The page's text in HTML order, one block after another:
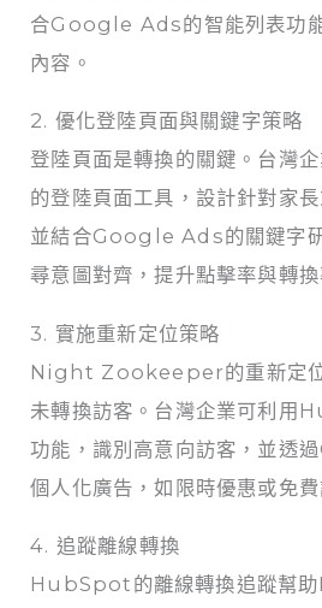
合Google Ads的智能列表功
內容。
2. 優化登陸頁面與關鍵字策略
登陸頁面是轉換的關鍵。台灣
的登陸頁面工具，設計針對家
並結合Google Ads的關鍵字
尋意圖對齊，提升點擊率與轉換
3. 實施重新定位策略
Night Zookeeper的重新定位
未轉換訪客。台灣企業可利用
功能，識別高意向訪客，並透
個人化廣告，如限時優惠或免費
4. 追蹤離線轉換
HubSpot的離線轉換追蹤幫